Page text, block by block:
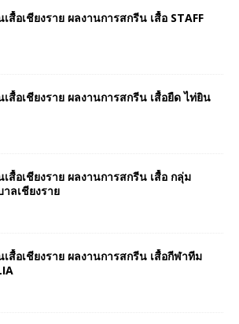
เสื้อเชียงราย ผลงานการสกรีน เสื้อ STAFF
เสื้อเชียงราย ผลงานการสกรีน เสื้อยืด ไท่ยิน
เสื้อเชียงราย ผลงานการสกรีน เสื้อ กลุ่ม
ลเชียงราย
เสื้อเชียงราย ผลงานการสกรีน เสื้อกีฬาทีม